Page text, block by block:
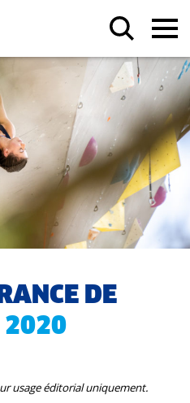
DE
2020
usage éditorial uniquement.